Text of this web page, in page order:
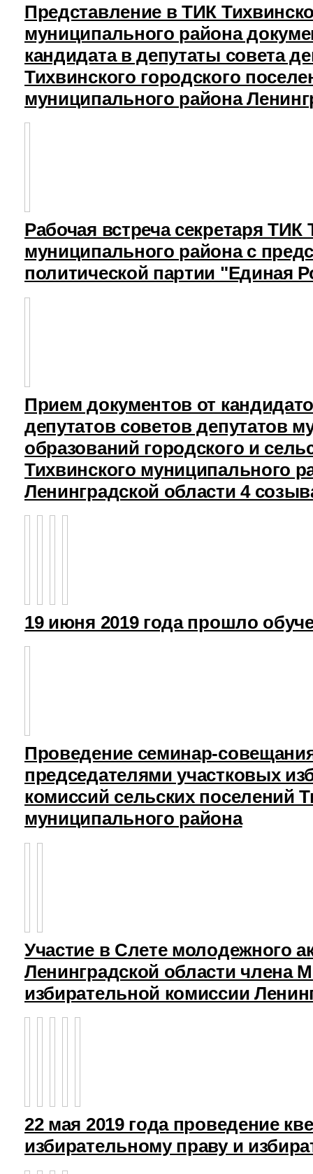
Представление в ТИК
муниципального района
кандидата в депутаты совета
Тихвинского городского
муниципального района
Рабочая встреча секретаря ТИК
муниципального района с
политической партии "Единая
Прием документов от
депутатов советов депутатов
образований городского и
Тихвинского муниципального
Ленинградской области 4
19 июня 2019 года прошло
Проведение семинар-
председателями участковых
комиссий сельских поселений
муниципального района
Участие в Слете молодежного
Ленинградской области члена
избирательной комиссии
22 мая 2019 года проведение
избирательному праву и